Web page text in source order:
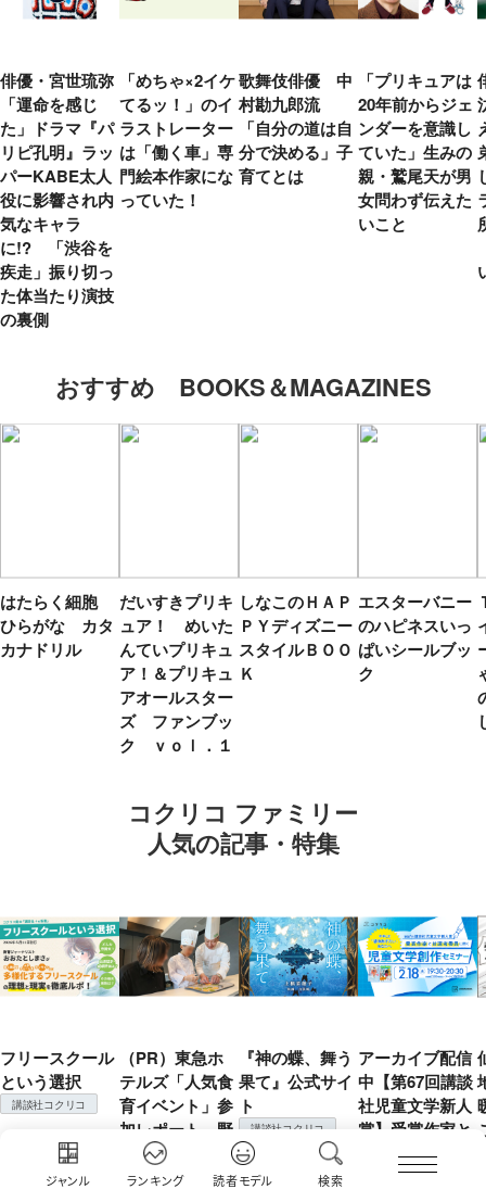
ジャンル ランキング 読者モデル 検索
俳優・宮世琉弥
「運命を感じ
た」ドラマ『パ
リピ孔明』ラッ
パーKABE太人
役に影響され内
気なキャラ
に!? 「渋谷を
疾走」振り切っ
た体当たり演技
の裏側
「めちゃ×2イケ
てるッ！」のイ
ラストレーター
は「働く車」専
門絵本作家にな
っていた！
歌舞伎俳優 中
村勘九郎流
「自分の道は自
分で決める」子
育てとは
「プリキュアは
20年前からジェ
ンダーを意識し
ていた」生みの
親・鷲尾天が男
女問わず伝えた
いこと
おすすめ BOOKS＆MAGAZINES
はたらく細胞
ひらがな カタ
カナドリル
だいすきプリキ
ュア！ めいた
んていプリキュ
ア！＆プリキュ
アオールスター
ズ ファンブッ
ク ｖｏｌ．１
しなこのＨＡＰ
ＰＹディズニー
スタイルＢＯＯ
Ｋ
エスターバニー
のハピネスいっ
ぱいシールブッ
ク
コクリコ ファミリー
人気の記事・特集
フリースクール
という選択
講談社コクリコ
（PR）東急ホ
テルズ「人気食
育イベント」参
加レポート 野
菜嫌いの娘を変
えた「もったい
『神の蝶、舞う
果て』公式サイ
ト
講談社コクリコ
アーカイブ配信
中【第67回講談
社児童文学新人
賞】受賞作家と
前選考委員に聞
く「児童文学創